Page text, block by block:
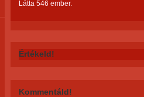
Látta 546 ember.
Értékeld!
Kommentáld!